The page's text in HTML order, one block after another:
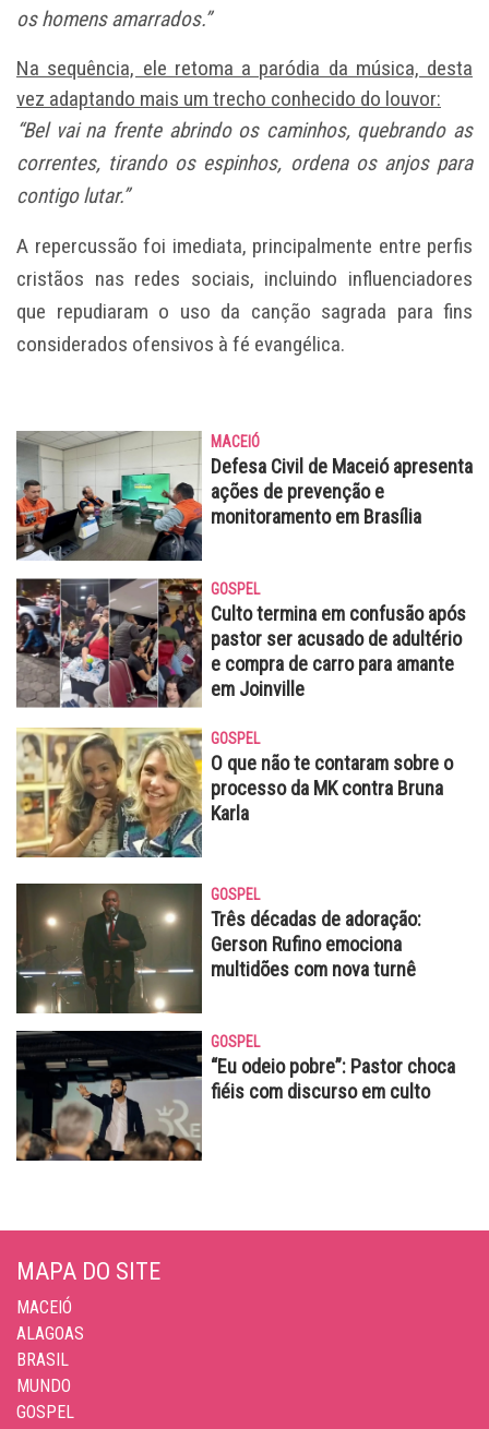
os homens amarrados.”
Na sequência, ele retoma a paródia da música, desta
vez adaptando mais um trecho conhecido do louvor:
“Bel vai na frente abrindo os caminhos, quebrando as
correntes, tirando os espinhos, ordena os anjos para
contigo lutar.”
A repercussão foi imediata, principalmente entre perfis
cristãos nas redes sociais, incluindo influenciadores
que repudiaram o uso da canção sagrada para fins
considerados ofensivos à fé evangélica.
MACEIÓ
Defesa Civil de Maceió apresenta
ações de prevenção e
monitoramento em Brasília
GOSPEL
Culto termina em confusão após
pastor ser acusado de adultério
e compra de carro para amante
em Joinville
GOSPEL
O que não te contaram sobre o
processo da MK contra Bruna
Karla
GOSPEL
Três décadas de adoração:
Gerson Rufino emociona
multidões com nova turnê
GOSPEL
“Eu odeio pobre”: Pastor choca
fiéis com discurso em culto
MAPA DO SITE
MACEIÓ
ALAGOAS
BRASIL
MUNDO
GOSPEL